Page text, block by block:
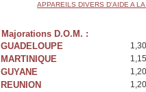
APPAREILS DIVERS D'AIDE A
Majorations D.O.M. :
GUADELOUPE
MARTINIQUE
GUYANE
REUNION